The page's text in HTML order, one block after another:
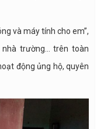
và máy tính cho em”,
nhà trường… trên toàn
động ủng hộ, quyên